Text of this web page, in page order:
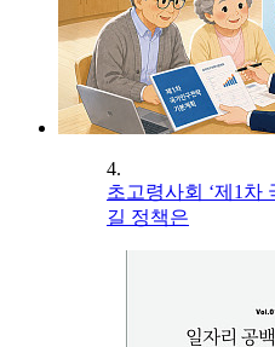
4.
초고령사회 ‘제1차
길 정책은